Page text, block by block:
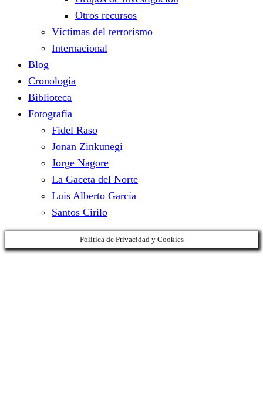
Otros recursos
Víctimas del terrorismo
Internacional
Blog
Cronología
Biblioteca
Fotografía
Fidel Raso
Jonan Zinkunegi
Jorge Nagore
La Gaceta del Norte
Luis Alberto García
Santos Cirilo
Política de Privacidad y Cookies